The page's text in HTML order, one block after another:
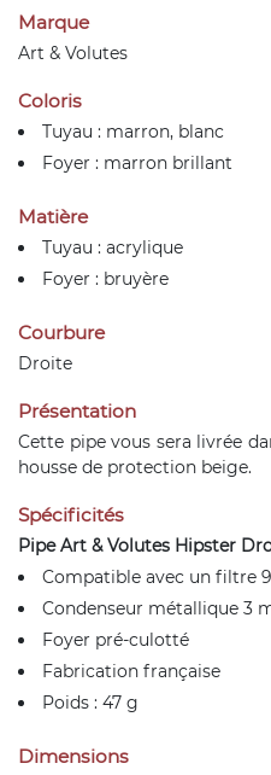
Marque
Art & Volutes
Coloris
Tuyau : marron, blanc
Foyer : marron brillant
Matière
Tuyau : acrylique
Foyer : bruyère
Courbure
Droite
Présentation
Cette pipe vous sera livrée
housse de protection beige.
Spécificités
Pipe Art & Volutes Hipster
Compatible avec un filtre
Condenseur métallique 3
Foyer pré-culotté
Fabrication française
Poids : 47 g
Dimensions